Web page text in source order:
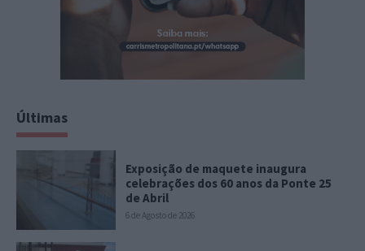
Últimas
Exposição de maquete inaugura
celebrações dos 60 anos da Ponte 25
de Abril
6 de Agosto de 2026